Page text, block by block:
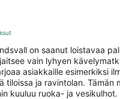
on saanut loistavaa
vain lyhyen
asiakkaille esimerkiksi
tiloissa ja ravintolan. Tämän
kuuluu ruoka- ja vesikulhot.